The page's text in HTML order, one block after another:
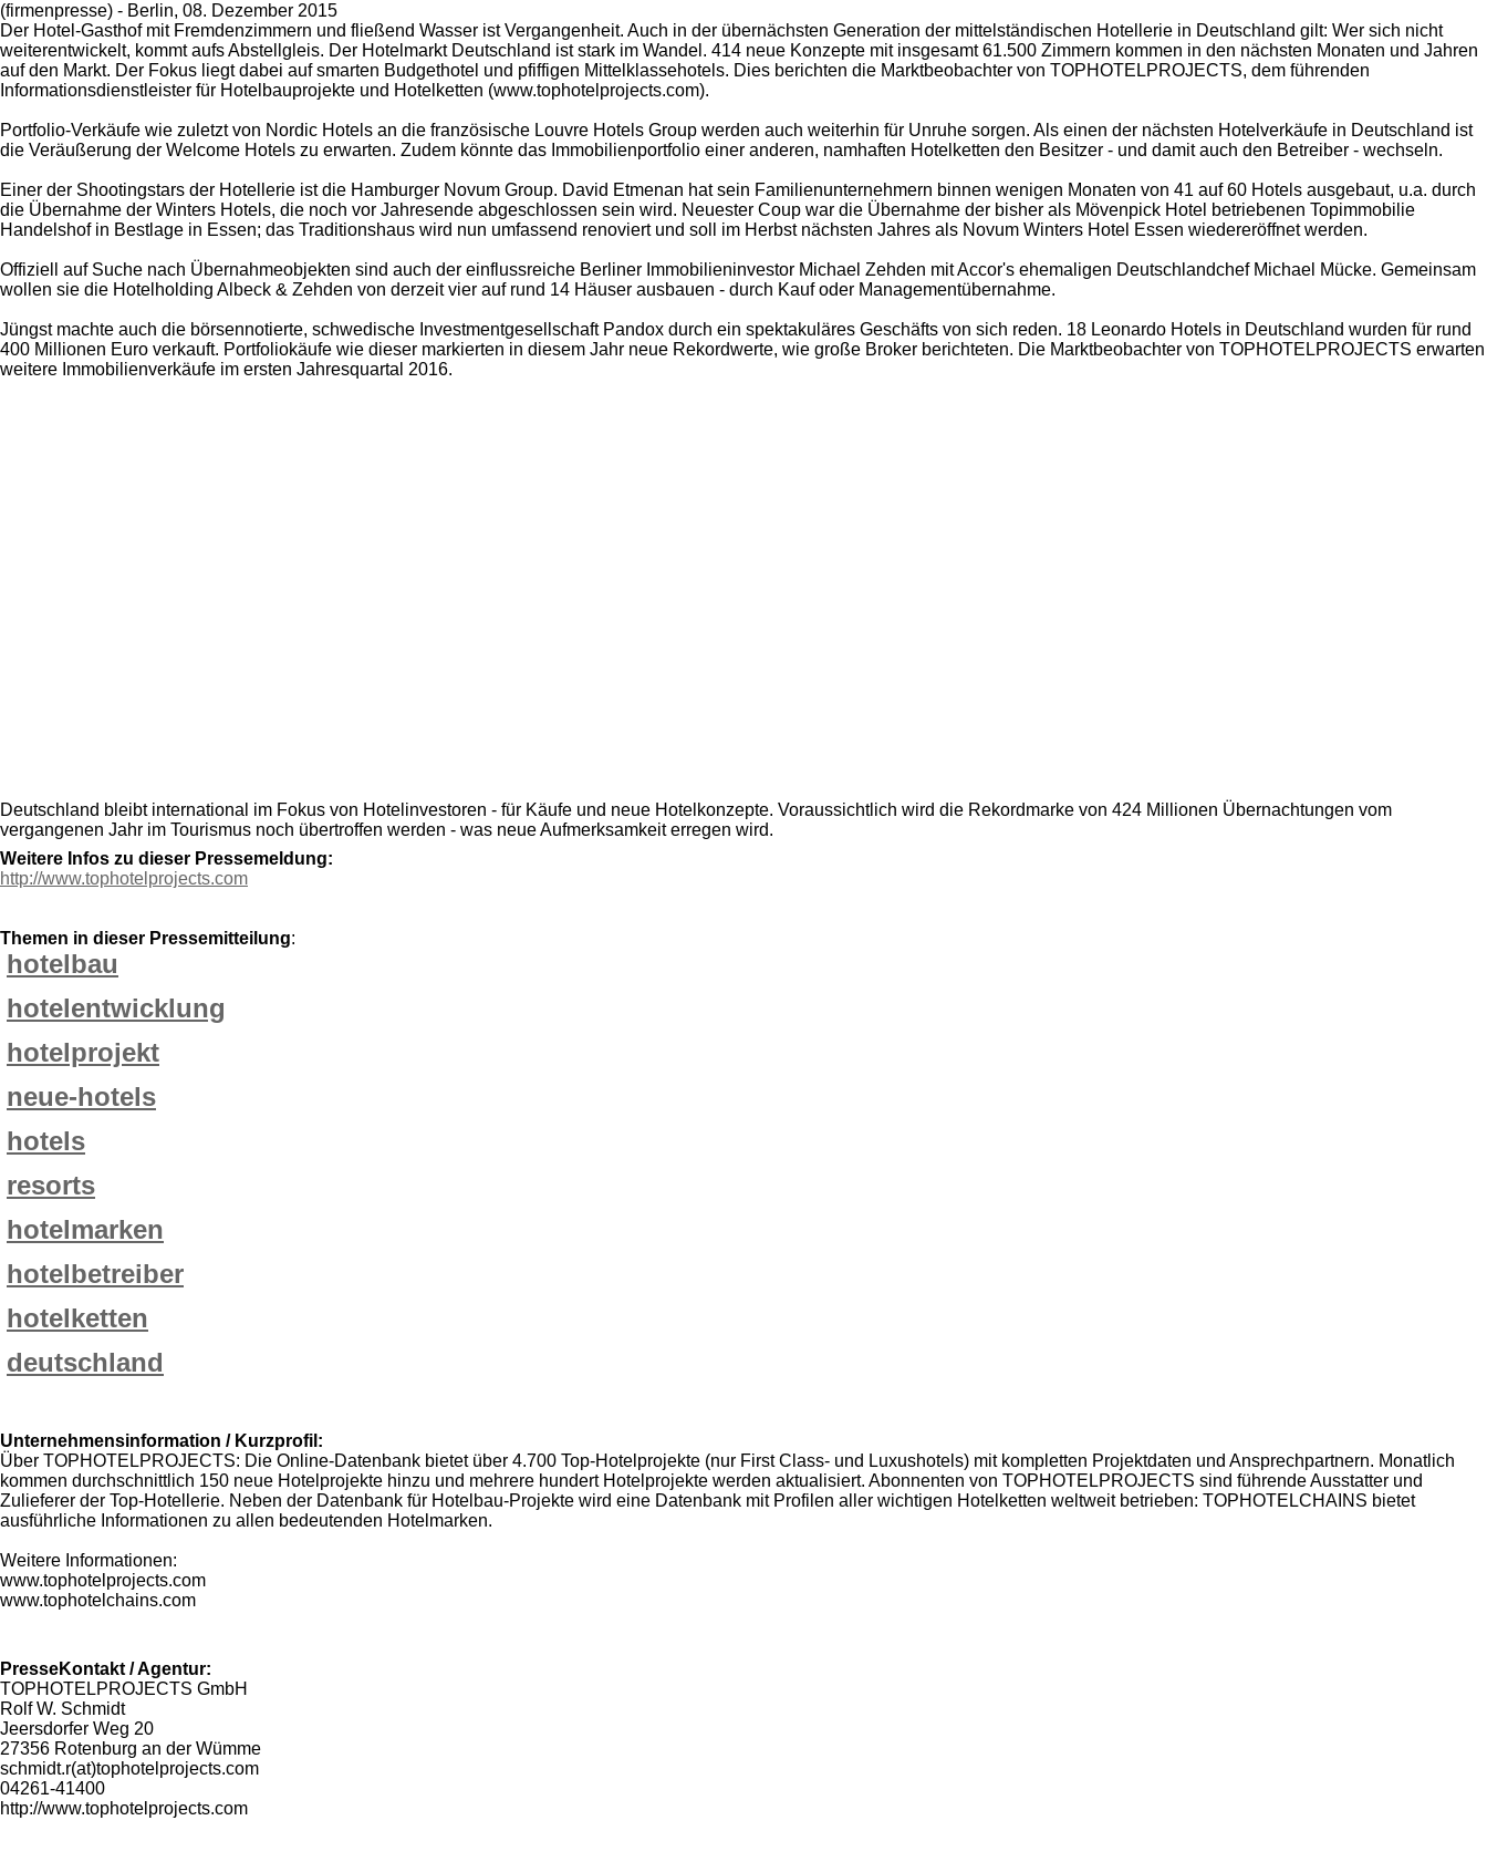
(firmenpresse) - Berlin, 08. Dezember 2015
Der Hotel-Gasthof mit Fremdenzimmern und fließend Wasser ist Vergangenheit. Auch in der übernächsten Generation der mittelständischen Hotellerie in Deutschland gilt: Wer sich nicht
weiterentwickelt, kommt aufs Abstellgleis. Der Hotelmarkt Deutschland ist stark im Wandel. 414 neue Konzepte mit insgesamt 61.500 Zimmern kommen in den nächsten Monaten und Jahren
auf den Markt. Der Fokus liegt dabei auf smarten Budgethotel und pfiffigen Mittelklassehotels. Dies berichten die Marktbeobachter von TOPHOTELPROJECTS, dem führenden
Informationsdienstleister für Hotelbauprojekte und Hotelketten (www.tophotelprojects.com).
Portfolio-Verkäufe wie zuletzt von Nordic Hotels an die französische Louvre Hotels Group werden auch weiterhin für Unruhe sorgen. Als einen der nächsten Hotelverkäufe in Deutschland ist
die Veräußerung der Welcome Hotels zu erwarten. Zudem könnte das Immobilienportfolio einer anderen, namhaften Hotelketten den Besitzer - und damit auch den Betreiber - wechseln.
Einer der Shootingstars der Hotellerie ist die Hamburger Novum Group. David Etmenan hat sein Familienunternehmern binnen wenigen Monaten von 41 auf 60 Hotels ausgebaut, u.a. durch
die Übernahme der Winters Hotels, die noch vor Jahresende abgeschlossen sein wird. Neuester Coup war die Übernahme der bisher als Mövenpick Hotel betriebenen Topimmobilie
Handelshof in Bestlage in Essen; das Traditionshaus wird nun umfassend renoviert und soll im Herbst nächsten Jahres als Novum Winters Hotel Essen wiedereröffnet werden.
Offiziell auf Suche nach Übernahmeobjekten sind auch der einflussreiche Berliner Immobilieninvestor Michael Zehden mit Accor's ehemaligen Deutschlandchef Michael Mücke. Gemeinsam
wollen sie die Hotelholding Albeck & Zehden von derzeit vier auf rund 14 Häuser ausbauen - durch Kauf oder Managementübernahme.
Jüngst machte auch die börsennotierte, schwedische Investmentgesellschaft Pandox durch ein spektakuläres Geschäfts von sich reden. 18 Leonardo Hotels in Deutschland wurden für rund
400 Millionen Euro verkauft. Portfoliokäufe wie dieser markierten in diesem Jahr neue Rekordwerte, wie große Broker berichteten. Die Marktbeobachter von TOPHOTELPROJECTS erwarten
weitere Immobilienverkäufe im ersten Jahresquartal 2016.
Deutschland bleibt international im Fokus von Hotelinvestoren - für Käufe und neue Hotelkonzepte. Voraussichtlich wird die Rekordmarke von 424 Millionen Übernachtungen vom
vergangenen Jahr im Tourismus noch übertroffen werden - was neue Aufmerksamkeit erregen wird.
Weitere Infos zu dieser Pressemeldung:
http://www.tophotelprojects.com
Themen in dieser Pressemitteilung:
hotelbau
hotelentwicklung
hotelprojekt
neue-hotels
hotels
resorts
hotelmarken
hotelbetreiber
hotelketten
deutschland
Unternehmensinformation / Kurzprofil:
Über TOPHOTELPROJECTS: Die Online-Datenbank bietet über 4.700 Top-Hotelprojekte (nur First Class- und Luxushotels) mit kompletten Projektdaten und Ansprechpartnern. Monatlich
kommen durchschnittlich 150 neue Hotelprojekte hinzu und mehrere hundert Hotelprojekte werden aktualisiert. Abonnenten von TOPHOTELPROJECTS sind führende Ausstatter und
Zulieferer der Top-Hotellerie. Neben der Datenbank für Hotelbau-Projekte wird eine Datenbank mit Profilen aller wichtigen Hotelketten weltweit betrieben: TOPHOTELCHAINS bietet
ausführliche Informationen zu allen bedeutenden Hotelmarken.
Weitere Informationen:
www.tophotelprojects.com
www.tophotelchains.com
PresseKontakt / Agentur:
TOPHOTELPROJECTS GmbH
Rolf W. Schmidt
Jeersdorfer Weg 20
27356 Rotenburg an der Wümme
schmidt.r(at)tophotelprojects.com
04261-41400
http://www.tophotelprojects.com